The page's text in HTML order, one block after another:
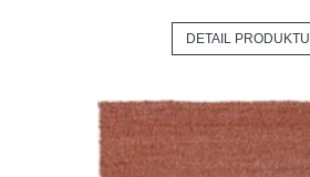
DETAIL PRODUKTU